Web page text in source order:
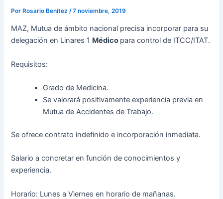
PorRosario Benítez /7 noviembre, 2019
MAZ, Mutua de ámbito nacional precisa incorporar para su
delegación en Linares 1 Médico para control de ITCC/ITAT.
Requisitos:
Grado de Medicina.
Se valorará positivamente experiencia previa en
Mutua de Accidentes de Trabajo.
Se ofrece contrato indefinido e incorporación inmediata.
Salario a concretar en función de conocimientos y
experiencia.
Horario: Lunes a Viernes en horario de mañanas.